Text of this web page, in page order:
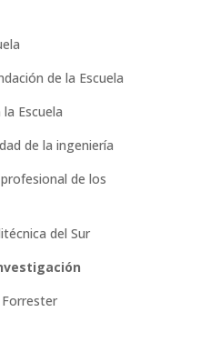
de la Escuela
Escuela
de la ingeniería
de los
del Sur